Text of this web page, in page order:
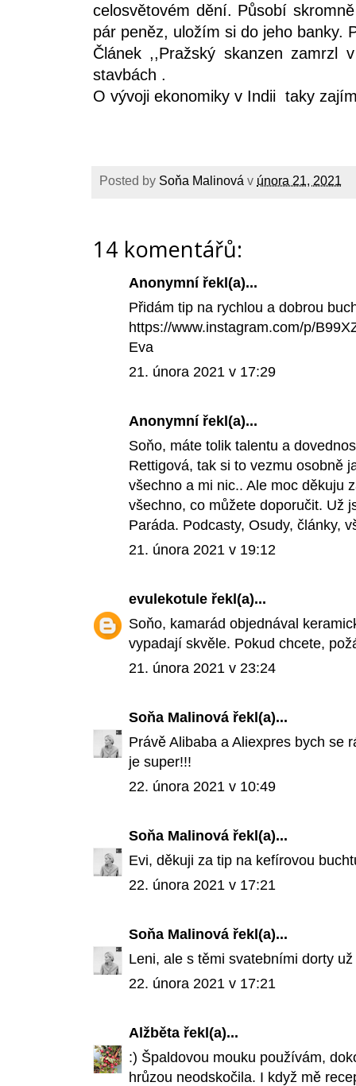
celosvětovém dění. Působí
pár peněz, uložím si do jeho banky.
Článek ,,Pražský skanzen zamrzl
stavbách .
O vývoji ekonomiky v Indii taky
Posted by Soňa Malinová v února 21, 2021
14 komentářů:
Anonymní řekl(a)...
Přidám tip na rychlou a dobrou
https://www.instagram.com/p/
Eva
21. února 2021 v 17:29
Anonymní řekl(a)...
Soňo, máte tolik talentu a
Rettigová, tak si to vezmu osobně
všechno a mi nic.. Ale moc děkuju
všechno, co můžete doporučit. Už
Paráda. Podcasty, Osudy, články,
21. února 2021 v 19:12
evulekotule řekl(a)...
Soňo, kamarád objednával
vypadají skvěle. Pokud chcete,
21. února 2021 v 23:24
Soňa Malinová řekl(a)...
Právě Alibaba a Aliexpres bych se
je super!!!
22. února 2021 v 10:49
Soňa Malinová řekl(a)...
Evi, děkuji za tip na kefírovou
22. února 2021 v 17:21
Soňa Malinová řekl(a)...
Leni, ale s těmi svatebními dorty
22. února 2021 v 17:21
Alžběta řekl(a)...
:) Špaldovou mouku používám,
hrůzou neodskočila. I když mě